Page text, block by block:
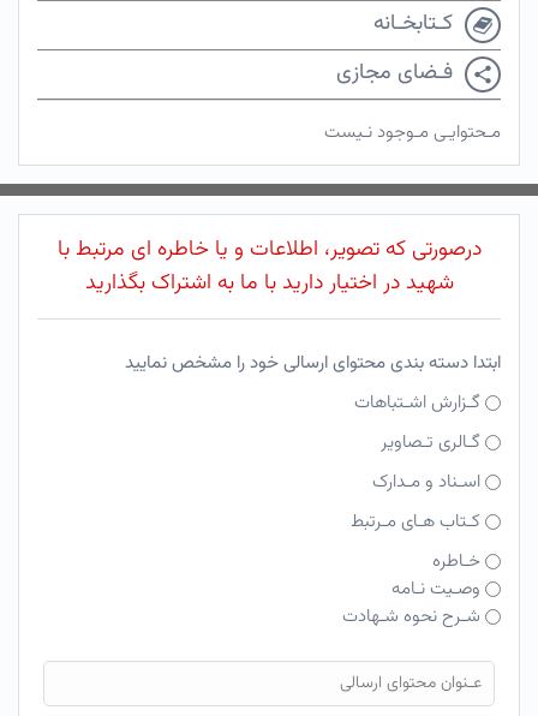
کـتابخـانه
فـضای مجازی
مـحتوایـی مـوجود نـیست
درصورتی که تصویر، اطلاعات و یا خاطره ای مرتبط با
شهید در اختیار دارید با ما به اشتراک بگذارید
ابتدا دسته بندی محتوای ارسالی خود را مشخص نمایید
گـزارش اشـتباهات
گـالری تـصاویر
اسـناد و مـدارک
کـتاب هـای مـرتبط
خـاطره
وصـیت نـامه
شـرح نحوه شـهادت